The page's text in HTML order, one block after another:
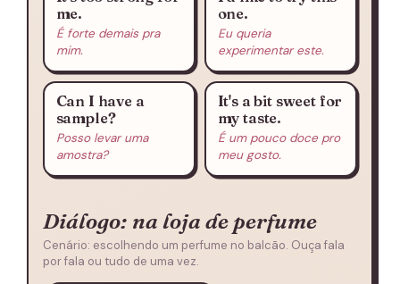
me.
É forte demais pra
mim.
one.
Eu queria
experimentar este.
Can I have a
sample?
Posso levar uma
amostra?
It's a bit sweet for
my taste.
É um pouco doce pro
meu gosto.
Diálogo: na loja de perfume
Cenário: escolhendo um perfume no balcão. Ouça fala
por fala ou tudo de uma vez.